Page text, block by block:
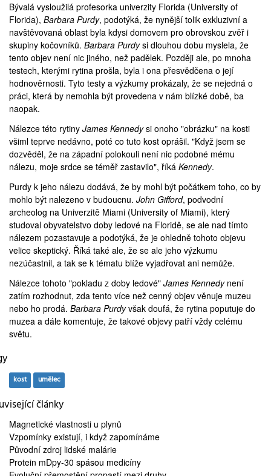
Bývalá vysloužilá profesorka univerzity Florida (University of
Florida), Barbara Purdy, podotýká, že nynější tolik exkluzivní a
navštěvovaná oblast byla kdysi domovem pro obrovskou zvěř i
skupiny kočovníků. Barbara Purdysi dlouhou dobu myslela, že
tento objev není nic jiného, než padělek. Později ale, po mnoha
testech, kterými rytina prošla, byla i ona přesvědčena o její
hodnověrnosti. Tyto testy a výzkumy prokázaly, že se nejedná o
práci, která by nemohla být provedena v nám blízké době, ba
naopak.
Nálezce této rytiny James Kennedysi onoho "obrázku" na kosti
všiml teprve nedávno, poté co tuto kost oprášil. "Když jsem se
dozvěděl, že na západní polokouli není nic podobné mému
nálezu, moje srdce se téměř zastavilo", říká Kennedy.
Purdy k jeho nálezu dodává, že by mohl být počátkem toho, co by
mohlo být nalezeno v budoucnu. John Gifford, podvodní
archeolog na Univerzitě Miami (University of Miami), který
studoval obyvatelstvo doby ledové na Floridě, se ale nad tímto
nálezem pozastavuje a podotýká, že je ohledně tohoto objevu
velice skeptický. Říká také ale, že se ale jeho výzkumu
nezúčastnil, a tak se k tématu blíže vyjadřovat ani nemůže.
Nálezce tohoto "pokladu z doby ledové" James Kennedynení
zatím rozhodnut, zda tento více než cenný objev věnuje muzeu
nebo ho prodá. Barbara Purdyvšak doufá, že rytina poputuje do
muzea a dále komentuje, že takové objevy patří vždy celému
světu.
kost umělec
články
Magnetické vlastnosti u plynů
Vzpomínky existují, i když zapomínáme
Původní zdroj lidské malárie
Protein mDpy-30 spásou medicíny